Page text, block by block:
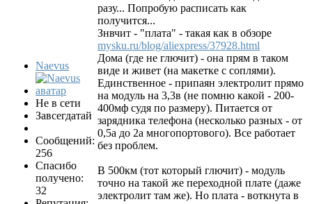
Naevus
Не в сети
Завсегдатай
Сообщений:
256
Спасибо
получено:
32
разу... Попробую расписать как
получится...
Знвчит - "плата" - такая как в обзоре
mysku.ru/blog/aliexpress/37928.html
Дома (где не глючит) - она прям в таком
виде и живет (на макетке с соплями).
Единственное - припаян электролит прямо
на модуль на 3,3в (не помню какой - 200-
400мф судя по размеру). Питается от
зарядника телефона (несколько разных - от
0,5а до 2а многопортового). Все работает
без проблем.
В 500км (тот который глючит) - модуль
точно на такой же переходной плате (даже
электролит там же). Но плата - воткнута в